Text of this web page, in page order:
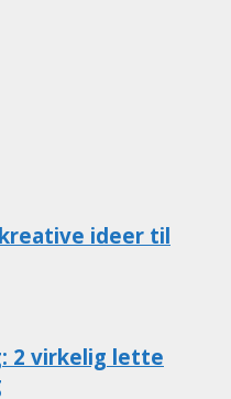
ideer til
2 virkelig lette